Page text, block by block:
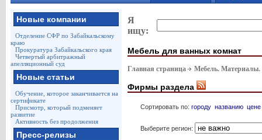
Новые компании
Отделение СФР по Забайкальскому
краю
Прокуратура Забайкальского края
Четвертый арбитражный
апелляционный суд
Новые статьи
Обучение, которое заканчивается на
сертификате
Присмотр, который подменяет
развитие
Активность без продолжения
Пресс-релизы
Я
ищу:
Мебель для ванных комнат
Главная страница Мебель.
Фирмы раздела
Сортировать по: городу названию цене
Выберите регион: